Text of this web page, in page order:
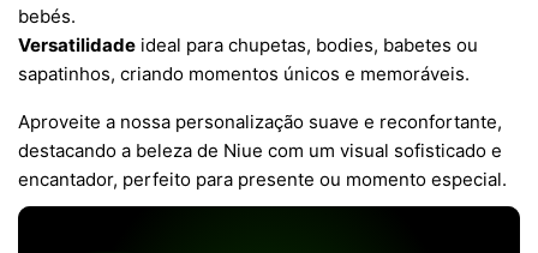
bebés.
Versatilidade ideal para chupetas, bodies, babetes ou
sapatinhos, criando momentos únicos e memoráveis.
Aproveite a nossa personalização suave e reconfortante,
destacando a beleza de Niue com um visual sofisticado e
encantador, perfeito para presente ou momento especial.